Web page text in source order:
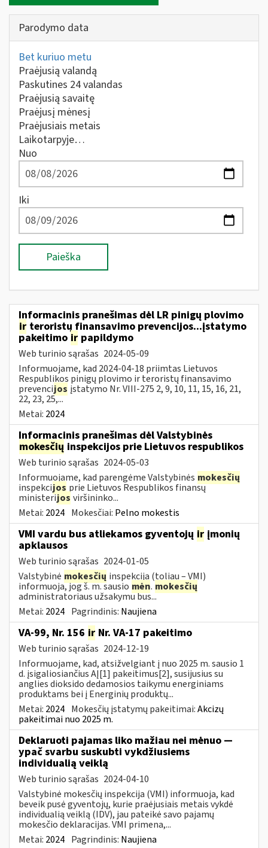
Parodymo data
Bet kuriuo metu
Praėjusią valandą
Paskutines 24 valandas
Praėjusią savaitę
Praėjusį mėnesį
Praėjusiais metais
Laikotarpyje…
Nuo
Iki
Paieška
Informacinis pranešimas dėl LR pinigų plovimo
ir teroristų finansavimo prevencijos...įstatymo
pakeitimo ir papildymo
Web turinio sąrašas 2024-05-09
Informuojame, kad 2024-04-18 priimtas Lietuvos
Respublikos pinigų plovimo ir teroristų finansavimo
prevencijos įstatymo Nr. VIII-275 2, 9, 10, 11, 15, 16, 21,
22, 23, 25,...
Metai: 2024
Informacinis pranešimas dėl Valstybinės
mokesčių inspekcijos prie Lietuvos respublikos
Web turinio sąrašas 2024-05-03
Informuojame, kad parengėme Valstybinės mokesčių
inspekcijos prie Lietuvos Respublikos finansų
ministerijos viršininko...
Metai: 2024 Mokesčiai: Pelno mokestis
VMI vardu bus atliekamos gyventojų ir įmonių
apklausos
Web turinio sąrašas 2024-01-05
Valstybinė mokesčių inspekcija (toliau – VMI)
informuoja, jog š. m. sausio mėn. mokesčių
administratoriaus užsakymu bus...
Metai: 2024 Pagrindinis: Naujiena
VA-99, Nr. 156 ir Nr. VA-17 pakeitimo
Web turinio sąrašas 2024-12-19
Informuojame, kad, atsižvelgiant į nuo 2025 m. sausio 1
d. įsigaliosiančius AĮ[1] pakeitimus[2], susijusius su
anglies dioksido dedamosios taikymu energiniams
produktams bei į Energinių produktų...
Metai: 2024 Mokesčių įstatymų pakeitimai:Akcizų
pakeitimai nuo 2025 m.
Deklaruoti pajamas liko mažiau nei mėnuo —
ypač svarbu suskubti vykdžiusiems
individualią veiklą
Web turinio sąrašas 2024-04-10
Valstybinė mokesčių inspekcija (VMI) informuoja, kad
beveik pusė gyventojų, kurie praėjusiais metais vykdė
individualią veiklą (IDV), jau pateikė savo pajamų
mokesčio deklaracijas. VMI primena,...
Metai: 2024 Pagrindinis: Naujiena